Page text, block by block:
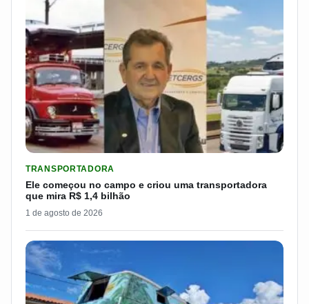
TRANSPORTADORA
Ele começou no campo e criou uma transportadora
que mira R$ 1,4 bilhão
1 de agosto de 2026